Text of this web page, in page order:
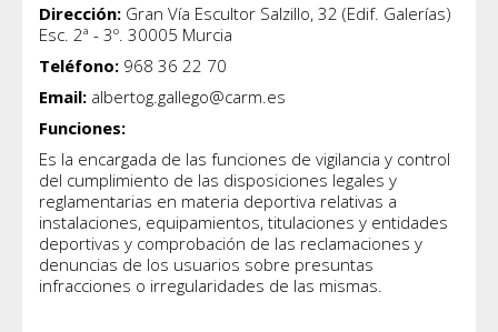
Dirección: Gran Vía Escultor Salzillo, 32 (Edif. Galerías)
Esc. 2ª - 3º. 30005 Murcia
Teléfono: 968 36 22 70
Email: albertog.gallego@carm.es
Funciones:
Es la encargada de las funciones de vigilancia y control
del cumplimiento de las disposiciones legales y
reglamentarias en materia deportiva relativas a
instalaciones, equipamientos, titulaciones y entidades
deportivas y comprobación de las reclamaciones y
denuncias de los usuarios sobre presuntas
infracciones o irregularidades de las mismas.